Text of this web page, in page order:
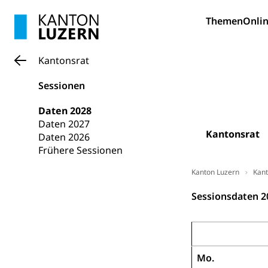
Themen
Kantonsrat
Kantonsrat
Sessionen
Daten 2028
Daten 2027
Daten 2026
Frühere Sessionen
Kanton Luzern
Sessionsdaten
Mo.
Hunde
Bestattung,
Kantonaler
Polizei
Polizei
Versorgung